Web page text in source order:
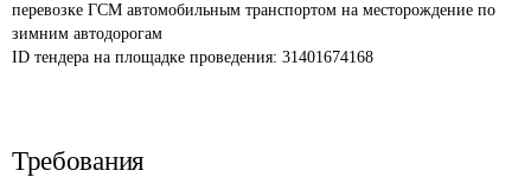
перевозке ГСМ автомобильным транспортом на месторождение по
зимним автодорогам
ID тендера на площадке проведения: 31401674168
Требования